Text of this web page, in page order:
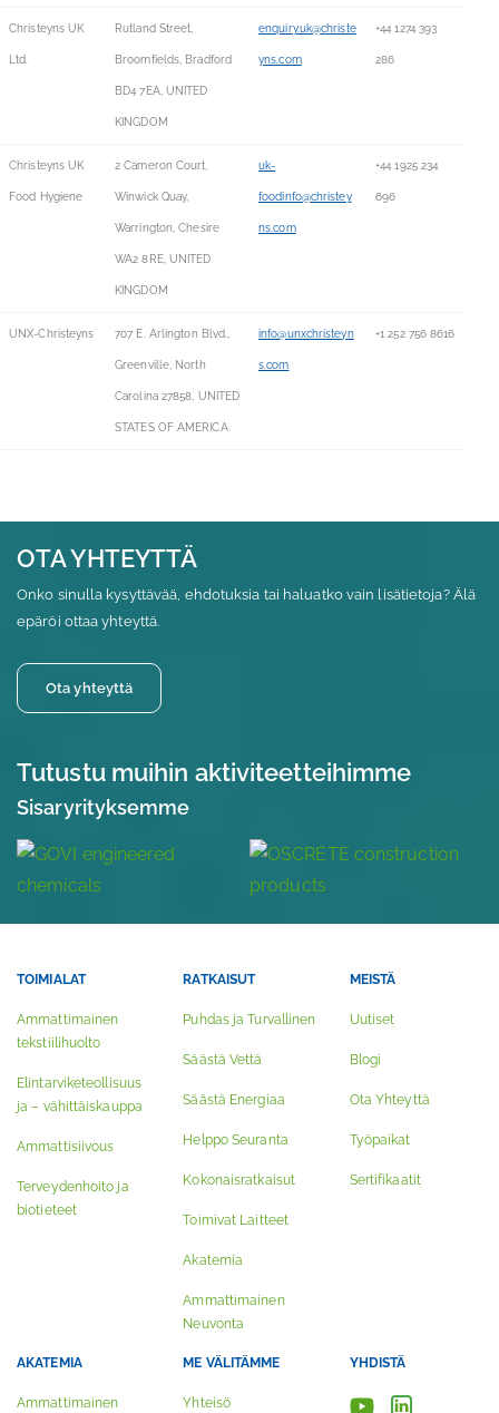
Christeyns UK
Ltd.
Rutland Street,
Broomfields, Bradford
BD4 7EA, UNITED
KINGDOM
enquiry.uk@christe
yns.com
+44 1274 393
286
Christeyns UK
Food Hygiene
2 Cameron Court,
Winwick Quay,
Warrington, Chesire
WA2 8RE, UNITED
KINGDOM
uk-
foodinfo@christey
ns.com
+44 1925 234
696
UNX-Christeyns 707 E. Arlington Blvd.,
Greenville, North
Carolina 27858, UNITED
STATES OF AMERICA
info@unxchristeyn
s.com
+1 252 756 8616
OTA YHTEYTTÄ
Onko sinulla kysyttävää, ehdotuksia tai haluatko vain lisätietoja? Älä
epäröi ottaa yhteyttä.
Ota yhteyttä
Tutustu muihin aktiviteetteihimme
Sisaryrityksemme
TOIMIALAT
Ammattimainen
tekstiilihuolto
Elintarviketeollisuus
ja – vähittäiskauppa
Ammattisiivous
Terveydenhoito ja
biotieteet
RATKAISUT
Puhdas ja Turvallinen
Säästä Vettä
Säästä Energiaa
Helppo Seuranta
Kokonaisratkaisut
Toimivat Laitteet
Akatemia
Ammattimainen
Neuvonta
MEISTÄ
Uutiset
Blogi
Ota Yhteyttä
Työpaikat
Sertifikaatit
AKATEMIA
Ammattimainen
ME VÄLITÄMME
Yhteisö
YHDISTÄ